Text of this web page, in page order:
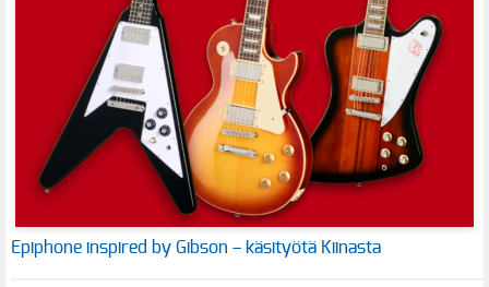
Epiphone inspired by Gibson – käsityötä Kiinasta